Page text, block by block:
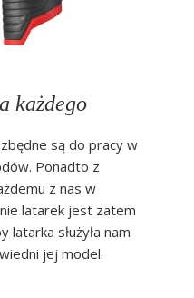
każdego
są do pracy w
Ponadto z
z nas w
latarek jest zatem
latarka służyła nam
jej model.